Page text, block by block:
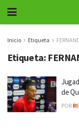
Inicio Etiqueta
Etiqueta:
de
POR